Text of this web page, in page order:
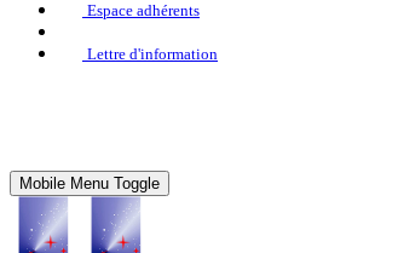
Espace adhérents
Lettre d'information
Mobile Menu Toggle